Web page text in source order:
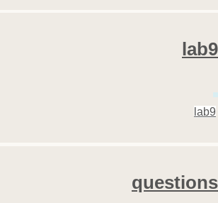
lab9
lab9
questions